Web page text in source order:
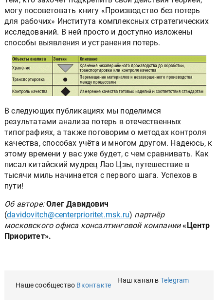
могу посоветовать книгу «Производство без потерь
для рабочих» Института комплексных стратегических
исследований. В ней просто и доступно изложены
способы выявления и устранения потерь.
В следующих публикациях мы поделимся
результатами анализа потерь в отечественных
типографиях, а также поговорим о методах контроля
качества, способах учёта и многом другом. Надеюсь, к
этому времени у вас уже будет, с чем сравнивать. Как
писал китайский мудрец Лао Цзы, путешествие в
тысячи миль начинается с первого шага. Успехов в
пути!
Об авторе: Олег Давидович
(davidovitch@centerprioritet.msk.ru) партнёр
московского офиса консалтинговой компании «Центр
Приоритет».
Наше сообщество Вконтакте
Наш канал в Telegram